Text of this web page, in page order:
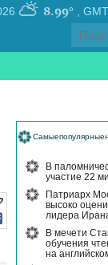
8.99°
В
участие 22
Патриарх
высоко
лидера
В мечети
обучения
на